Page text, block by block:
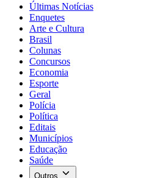
Últimas Notícias
Enquetes
Arte e Cultura
Brasil
Colunas
Concursos
Economia
Esporte
Geral
Polícia
Política
Editais
Municípios
Educação
Saúde
Outros